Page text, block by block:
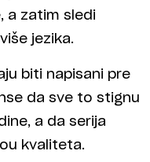
a zatim sledi
jezika.
biti napisani pre
da sve to stignu
a da serija
kvaliteta.